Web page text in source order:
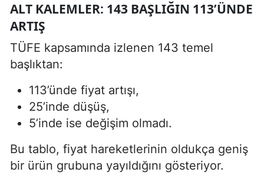
ALT KALEMLER: 143 BAŞLIĞIN 113’ÜNDE
ARTIŞ
TÜFE kapsamında izlenen 143 temel
başlıktan:
113’ünde fiyat artışı,
25’inde düşüş,
5’inde ise değişim olmadı.
Bu tablo, fiyat hareketlerinin oldukça geniş
bir ürün grubuna yayıldığını gösteriyor.